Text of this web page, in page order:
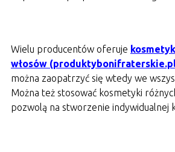
Wielu producentów oferuje
włosów
można zaopatrzyć się wtedy we
Można też stosować kosmetyki
pozwolą na stworzenie indywidualnej